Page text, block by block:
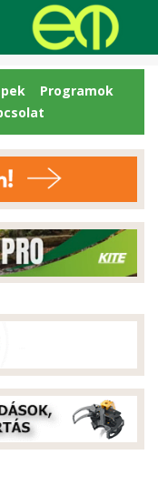
Programok